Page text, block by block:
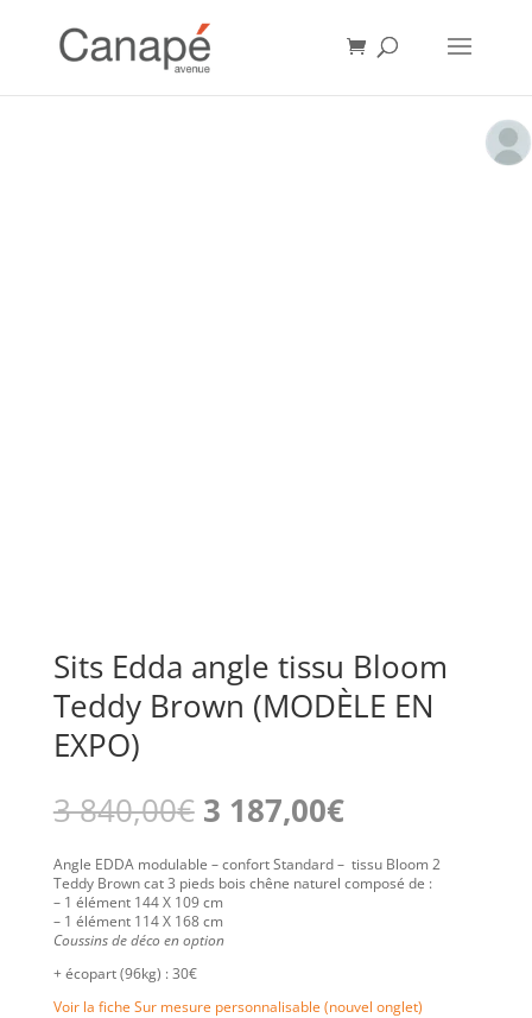
Sits Edda angle tissu Bloom
Teddy Brown (MODÈLE EN
EXPO)
3 840,00€ Le
prix
était :
3
840,00€.
3 187,00€Le
prix
est :
3
187,00€.
Angle EDDA modulable – confort Standard – tissu Bloom 2
Teddy Brown cat 3 pieds bois chêne naturel composé de :
– 1 élément 144 X 109 cm
– 1 élément 114 X 168 cm
Coussins de déco en option
+ écopart (96kg) : 30€
Voir la fiche Sur mesure personnalisable (nouvel onglet)